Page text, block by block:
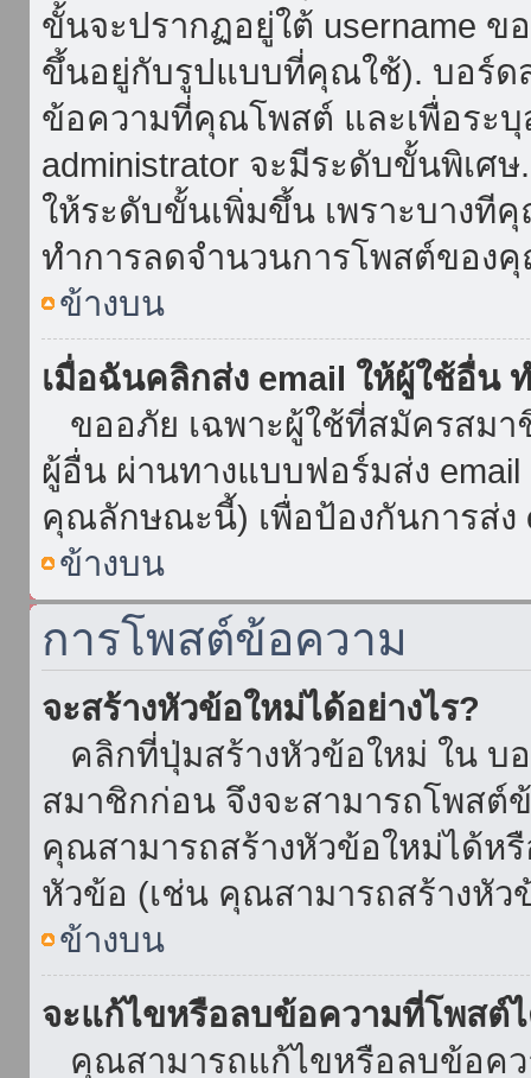
ขั้นจะปรากฏอยู่ใต้ username
ขึ้นอยู่กับรูปแบบที่คุณใช้). บอร์ด
ข้อความที่คุณโพสต์ และเพื่อระบุ
administrator จะมีระดับขั้นพิเศ
ให้ระดับขั้นเพิ่มขึ้น เพราะบางที
ทำการลดจำนวนการโพสต์ของ
ข้างบน
เมื่อฉันคลิกส่ง email ให้ผู้ใช้อื่น
ขออภัย เฉพาะผู้ใช้ที่สมัครสมา
ผู้อื่น ผ่านทางแบบฟอร์มส่ง
คุณลักษณะนี้) เพื่อป้องกันการส่ง
ข้างบน
การโพสต์ข้อความ
จะสร้างหัวข้อใหม่ได้อย่างไร?
คลิกที่ปุ่มสร้างหัวข้อใหม่ ใน บ
สมาชิกก่อน จึงจะสามารถโพส
คุณสามารถสร้างหัวข้อใหม่ได้ห
หัวข้อ (เช่น คุณสามารถสร้างหั
ข้างบน
จะแก้ไขหรือลบข้อความที่โพสต์ไ
คุณสามารถแก้ไขหรือลบข้อคว